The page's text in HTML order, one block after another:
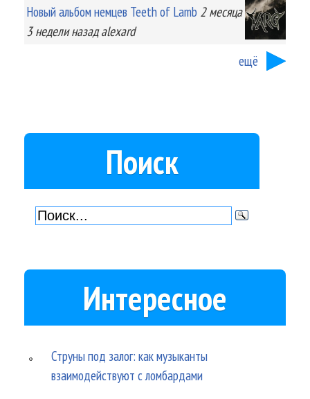
Новый альбом немцев Teeth of Lamb 2 месяца
3 неделиназад alexard
ещё
Поиск
Интересное
Струны под залог: как музыканты
взаимодействуют с ломбардами